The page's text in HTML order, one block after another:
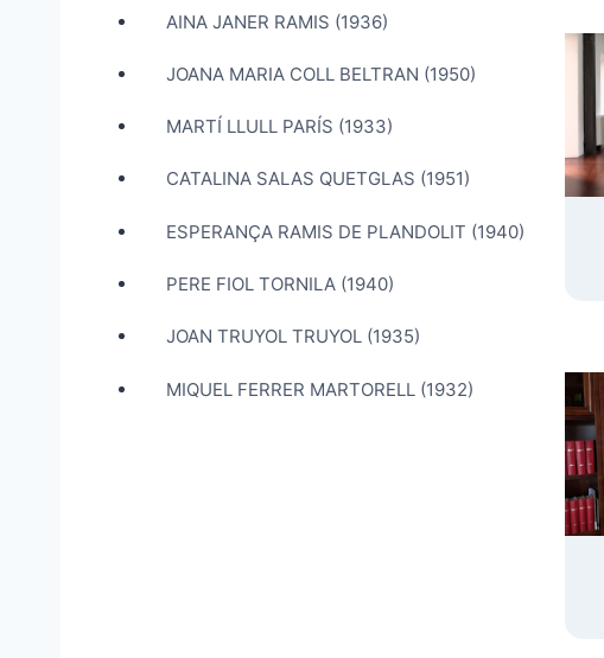
AINA JANER RAMIS (1936)
JOANA MARIA COLL BELTRAN (1950)
MARTÍ LLULL PARÍS (1933)
CATALINA SALAS QUETGLAS (1951)
ESPERANÇA RAMIS DE PLANDOLIT (1940)
PERE FIOL TORNILA (1940)
JOAN TRUYOL TRUYOL (1935)
MIQUEL FERRER MARTORELL (1932)